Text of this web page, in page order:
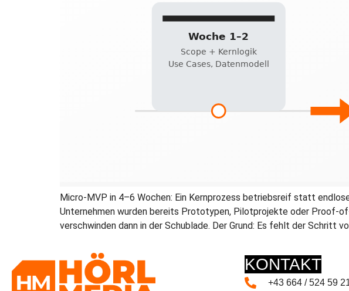
Micro-MVP in 4–6 Wochen: Ein Kernprozess betriebsreif statt
Unternehmen wurden bereits Prototypen, Pilotprojekte oder Proof-
verschwinden dann in der Schublade. Der Grund: Es fehlt der Schritt
KONTAKT
+43 664 / 524 59